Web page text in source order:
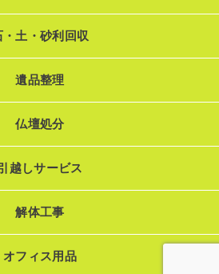
・土・砂利回収
遺品整理
仏壇処分
越しサービス
解体工事
オフィス用品